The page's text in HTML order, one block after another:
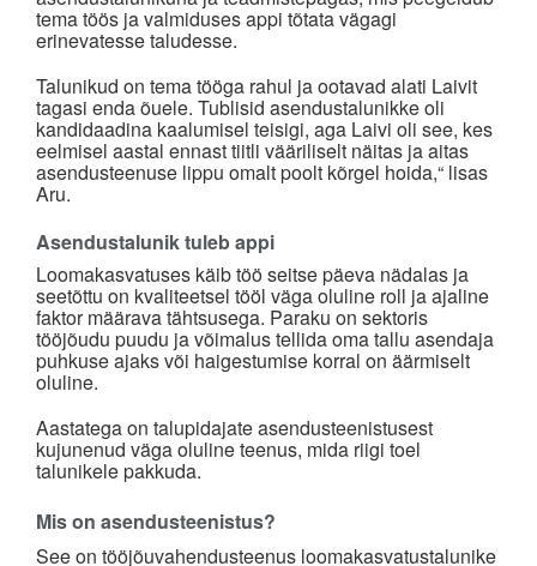
tema töös ja valmiduses appi tõtata vägagi
erinevatesse taludesse.
Talunikud on tema tööga rahul ja ootavad alati Laivit
tagasi enda õuele. Tublisid asendustalunikke oli
kandidaadina kaalumisel teisigi, aga Laivi oli see, kes
eelmisel aastal ennast tiitli vääriliselt näitas ja aitas
asendusteenuse lippu omalt poolt kõrgel hoida,“ lisas
Aru.
Asendustalunik tuleb appi
Loomakasvatuses käib töö seitse päeva nädalas ja
seetõttu on kvaliteetsel tööl väga oluline roll ja ajaline
faktor määrava tähtsusega. Paraku on sektoris
tööjõudu puudu ja võimalus tellida oma tallu asendaja
puhkuse ajaks või haigestumise korral on äärmiselt
oluline.
Aastatega on talupidajate asendusteenistusest
kujunenud väga oluline teenus, mida riigi toel
talunikele pakkuda.
Mis on asendusteenistus?
See on tööjõuvahendusteenus loomakasvatustalunike